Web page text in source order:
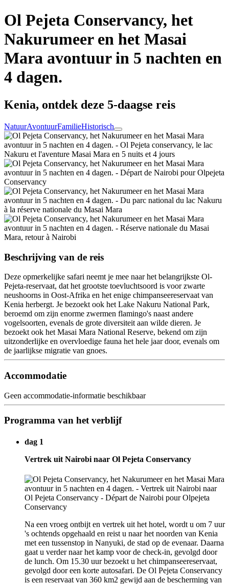
Ol Pejeta Conservancy, het
Nakurumeer en het Masai
Mara avontuur in 5 nachten en
4 dagen.
Kenia, ontdek deze 5-daagse reis
NatuurAvontuurFamilieHistorisch
Beschrijving van de reis
Deze opmerkelijke safari neemt je mee naar het belangrijkste Ol-
Pejeta-reservaat, dat het grootste toevluchtsoord is voor zwarte
neushoorns in Oost-Afrika en het enige chimpanseereservaat van
Kenia herbergt. Je bezoekt ook het Lake Nakuru National Park,
beroemd om zijn enorme zwermen flamingo's naast andere
vogelsoorten, evenals de grote diversiteit aan wilde dieren. Je
bezoekt ook het Masai Mara National Reserve, bekend om zijn
uitzonderlijke en overvloedige fauna het hele jaar door, evenals om
de jaarlijkse migratie van gnoes.
Accommodatie
Geen accommodatie-informatie beschikbaar
Programma van het verblijf
dag 1
Vertrek uit Nairobi naar Ol Pejeta Conservancy
Na een vroeg ontbijt en vertrek uit het hotel, wordt u om 7 uur
's ochtends opgehaald en reist u naar het noorden van Kenia
met een tussenstop in Nanyuki, de stad op de evenaar. Daarna
gaat u verder naar het kamp voor de check-in, gevolgd door
de lunch. Om 15.30 uur bezoekt u het chimpanseereservaat,
gevolgd door een korte autosafari. De Ol Pejeta Conservancy
is een reservaat van 360 km2 gewijd aan de bescherming van